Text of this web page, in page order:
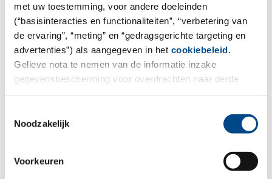
met uw toestemming, voor andere doeleinden
(“basisinteracties en functionaliteiten”, “verbetering van
de ervaring”, “meting” en “gedragsgerichte targeting en
advertenties”) als aangegeven in het cookiebeleid
Gelieve nota te nemen van de informatie inzake
gegevensbescherming voor overdrachten naar derde
Noodzakelijk
Voorkeuren